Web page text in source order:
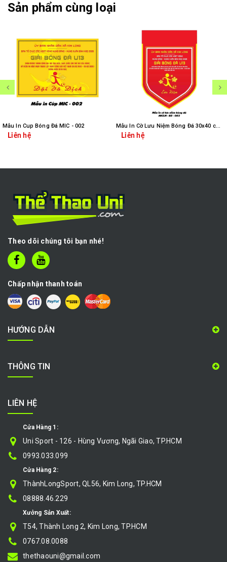
Sản phẩm cùng loại
Mẫu In Cup Bóng Đá MIC - 002
Liên hệ
Mẫu In Cờ Lưu Niệm Bóng Đá 30x40 cm MICLN - BD - 002
Liên hệ
Theo dõi chúng tôi bạn nhé!
Chấp nhận thanh toán
HƯỚNG DẪN
THÔNG TIN
LIÊN HỆ
Cửa Hàng 1:
Uni Sport - 126 - Hùng Vương, Ngãi Giao, TP.HCM
0993.033.099
Cửa Hàng 2:
ThànhLongSport, QL56, Kim Long, TP.HCM
08888.46.229
Xưởng Sản Xuất:
T54, Thành Long 2, Kim Long, TP.HCM
0767.08.0088
thethaouni@gmail.com